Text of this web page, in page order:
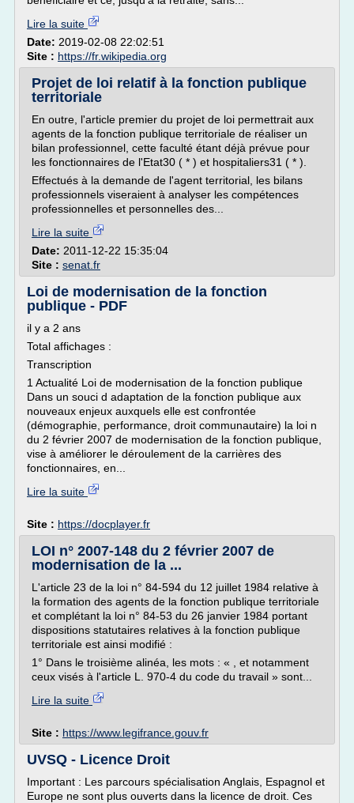
Lire la suite
Date: 2019-02-08 22:02:51
Site : https://fr.wikipedia.org
Projet de loi relatif à la fonction publique
territoriale
En outre, l'article premier du projet de loi permettrait aux
agents de la fonction publique territoriale de réaliser un
bilan professionnel, cette faculté étant déjà prévue pour
les fonctionnaires de l'Etat30 ( * ) et hospitaliers31 ( * ).
Effectués à la demande de l'agent territorial, les bilans
professionnels viseraient à analyser les compétences
professionnelles et personnelles des...
Lire la suite
Date: 2011-12-22 15:35:04
Site : senat.fr
Loi de modernisation de la fonction
publique - PDF
il y a 2 ans
Total affichages :
Transcription
1 Actualité Loi de modernisation de la fonction publique
Dans un souci d adaptation de la fonction publique aux
nouveaux enjeux auxquels elle est confrontée
(démographie, performance, droit communautaire) la loi n
du 2 février 2007 de modernisation de la fonction publique,
vise à améliorer le déroulement de la carrières des
fonctionnaires, en...
Lire la suite
Site : https://docplayer.fr
LOI n° 2007-148 du 2 février 2007 de
modernisation de la ...
L'article 23 de la loi n° 84-594 du 12 juillet 1984 relative à
la formation des agents de la fonction publique territoriale
et complétant la loi n° 84-53 du 26 janvier 1984 portant
dispositions statutaires relatives à la fonction publique
territoriale est ainsi modifié :
1° Dans le troisième alinéa, les mots : « , et notamment
ceux visés à l'article L. 970-4 du code du travail » sont...
Lire la suite
Site : https://www.legifrance.gouv.fr
UVSQ - Licence Droit
Important : Les parcours spécialisation Anglais, Espagnol et
Europe ne sont plus ouverts dans la licence de droit. Ces